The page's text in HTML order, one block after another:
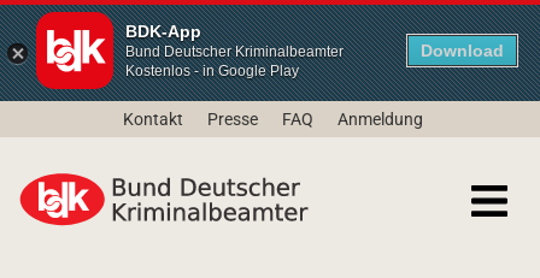
BDK-App
Bund Deutscher Kriminalbeamter
Kostenlos - in Google Play
Download
Kontakt Presse FAQ Anmeldung